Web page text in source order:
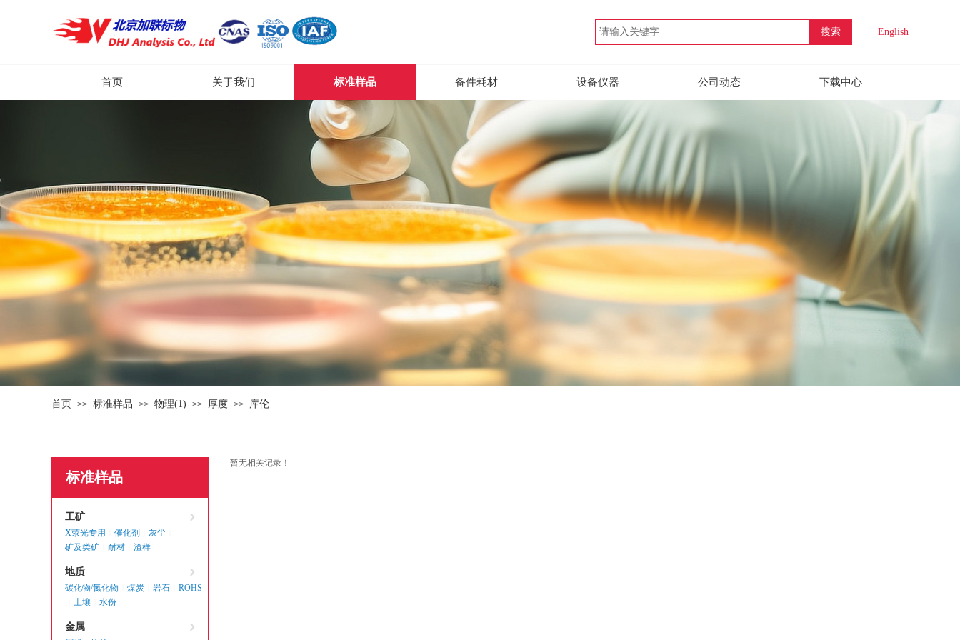
首页 >> 标准样品 >> 物理(1) >> 厚度 >> 库伦
暂无相关记录！
标准样品
工矿
X荥光专用 催化剂 灰尘
矿及类矿 耐材 渣样
地质
碳化物/氮化物 煤炭 岩石 ROHS
土壤 水份
金属
搜索
首页 关于我们 标准样品 备件耗材 设备仪器 公司动态 下载中心
English